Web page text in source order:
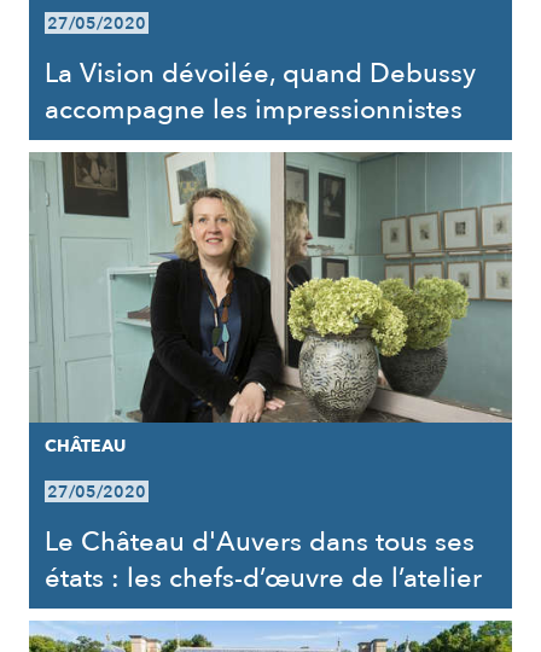
27/05/2020
La Vision dévoilée, quand Debussy
accompagne les impressionnistes
CHÂTEAU
27/05/2020
Le Château d'Auvers dans tous ses
états : les chefs-d’œuvre de l’atelier